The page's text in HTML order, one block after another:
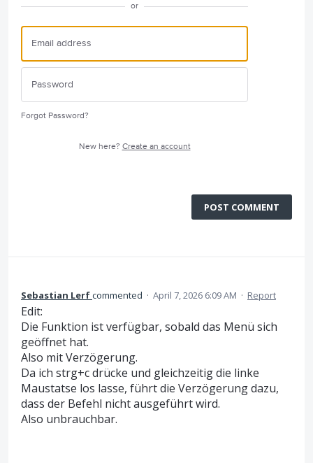
or
Forgot Password?
New here? Create an account
POST COMMENT
Sebastian Lerfcommented · April 7, 2026 6:09 AM · Report
Edit:
Die Funktion ist verfügbar, sobald das Menü sich
geöffnet hat.
Also mit Verzögerung.
Da ich strg+c drücke und gleichzeitig die linke
Maustatse los lasse, führt die Verzögerung dazu,
dass der Befehl nicht ausgeführt wird.
Also unbrauchbar.